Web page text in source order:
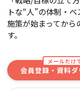
トな“人”の体制・
施策が始まってから
す。
メールだけ
会員登録・資料